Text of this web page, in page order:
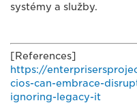
systémy a služby.
[References]
https://
cios-can-embrace-
ignoring-legacy-it